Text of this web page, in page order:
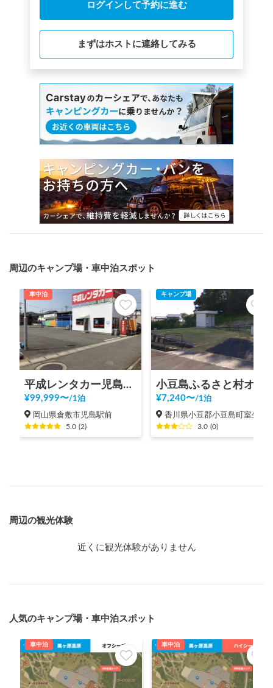
ログインして予約に進む
まずはホストに連絡してみる
周辺のキャンプ場・車中泊スポット
車中泊
平成レンタカー児島駅前店
¥99,999〜/1泊
岡山県倉敷市児島駅前
5.0 (2)
キャンプ場
¥7,240〜/1泊
香川県小豆郡小豆島町室生
3.0 (0)
周辺の観光体験
近くに観光体験がありません
人気のキャンプ場・車中泊スポット
車中泊 車中泊